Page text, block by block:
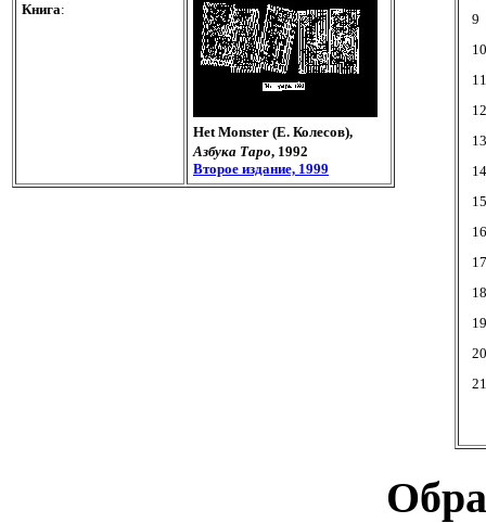
Книга:
Het Monster (Е. Колесов),
Азбука Таро, 1992
Второе издание, 1999
9
10
11
12
13
14
15
16
17
18
19
20
21